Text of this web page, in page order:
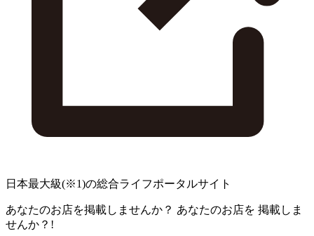
日本最大級(※1)の総合ライフポータルサイト
あなたのお店を掲載しませんか？ あなたのお店を 掲載しま
せんか？!